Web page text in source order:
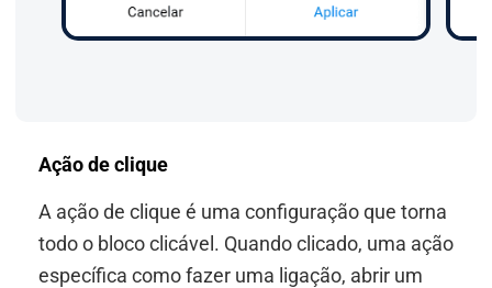
Ação de clique
A ação de clique é uma configuração que torna
todo o bloco clicável. Quando clicado, uma ação
específica como fazer uma ligação, abrir um